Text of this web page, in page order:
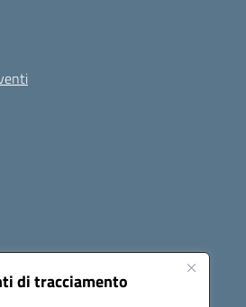
di tracciamento
Seguici su: